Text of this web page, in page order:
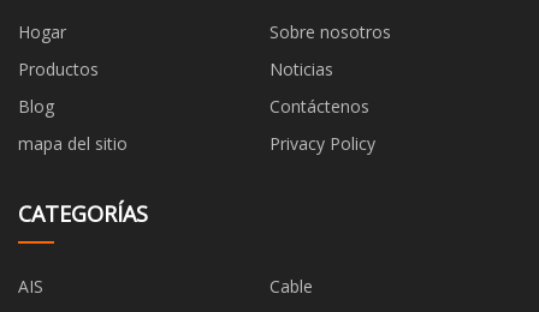
Hogar
Sobre nosotros
Productos
Noticias
Blog
Contáctenos
mapa del sitio
Privacy Policy
CATEGORÍAS
AIS
Cable